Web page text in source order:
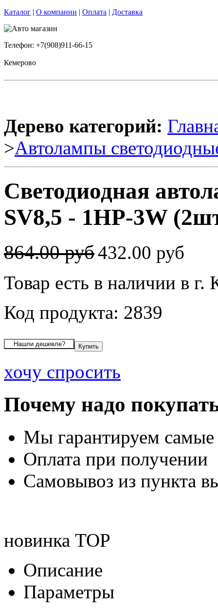
Каталог | О компании | Оплата | Доставка
Телефон: +7(908)911-66-15
Кемерово
Дерево категорий:
>Автолампы
Светодиодная
SV8,5 - 1HP-3W
864.00 руб432.00 руб
Товар есть в наличии в г.
Код продукта: 2839
хочу спросить
Почему надо
Мы гарантируем
Оплата при получении
Самовывоз из пункта
новинка TOP
Описание
Параметры